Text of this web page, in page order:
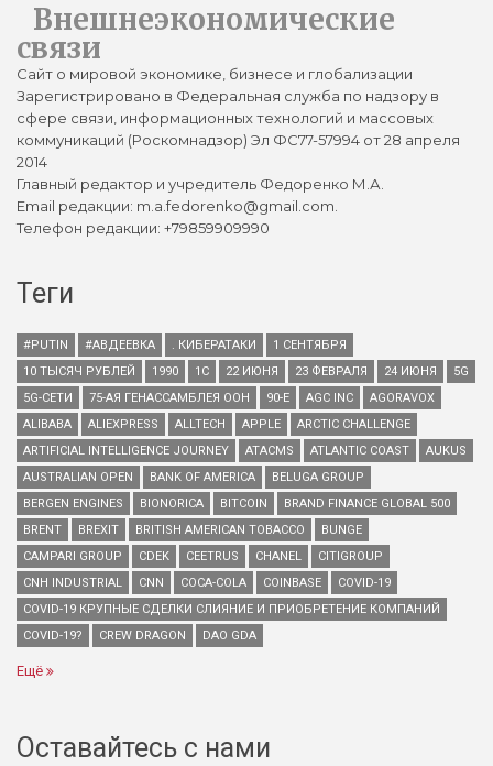
Внешнеэкономические
связи
Сайт о мировой экономике, бизнесе и глобализации
Зарегистрировано в Федеральная служба по надзору в
сфере связи, информационных технологий и массовых
коммуникаций (Роскомнадзор) Эл ФС77-57994 от 28 апреля
2014
Главный редактор и учредитель Федоренко М.А.
Email редакции: m.a.fedorenko@gmail.com.
Телефон редакции: +79859909990
Теги
#PUTIN #АВДЕЕВКА . КИБЕРАТАКИ
1 СЕНТЯБРЯ
10 ТЫСЯЧ РУБЛЕЙ
1990 1С 22 ИЮНЯ 23 ФЕВРАЛЯ 24 ИЮНЯ
5G
5G-СЕТИ
75-АЯ ГЕНАССАМБЛЕЯ ООН 90-Е AGC INC
AGORAVOX
ALIBABA
ALIEXPRESS ALLTECH APPLE
ARCTIC CHALLENGE
ARTIFICIAL INTELLIGENCE JOURNEY
ATACMS ATLANTIC COAST
AUKUS
AUSTRALIAN OPEN
BANK OF AMERICA
BELUGA GROUP
BERGEN ENGINES
BIONORICA BITCOIN
BRAND FINANCE GLOBAL 500
BRENT
BREXIT BRITISH AMERICAN TOBACCO
BUNGE
CAMPARI GROUP
CDEK CEETRUS CHANEL
CITIGROUP
CNH INDUSTRIAL
CNN COCA-COLA COINBASE
COVID-19
COVID-19 КРУПНЫЕ СДЕЛКИ СЛИЯНИЕ И ПРИОБРЕТЕНИЕ КОМПАНИЙ
COVID-19?
CREW DRAGON DAO GDA
Ещё
Оставайтесь с нами